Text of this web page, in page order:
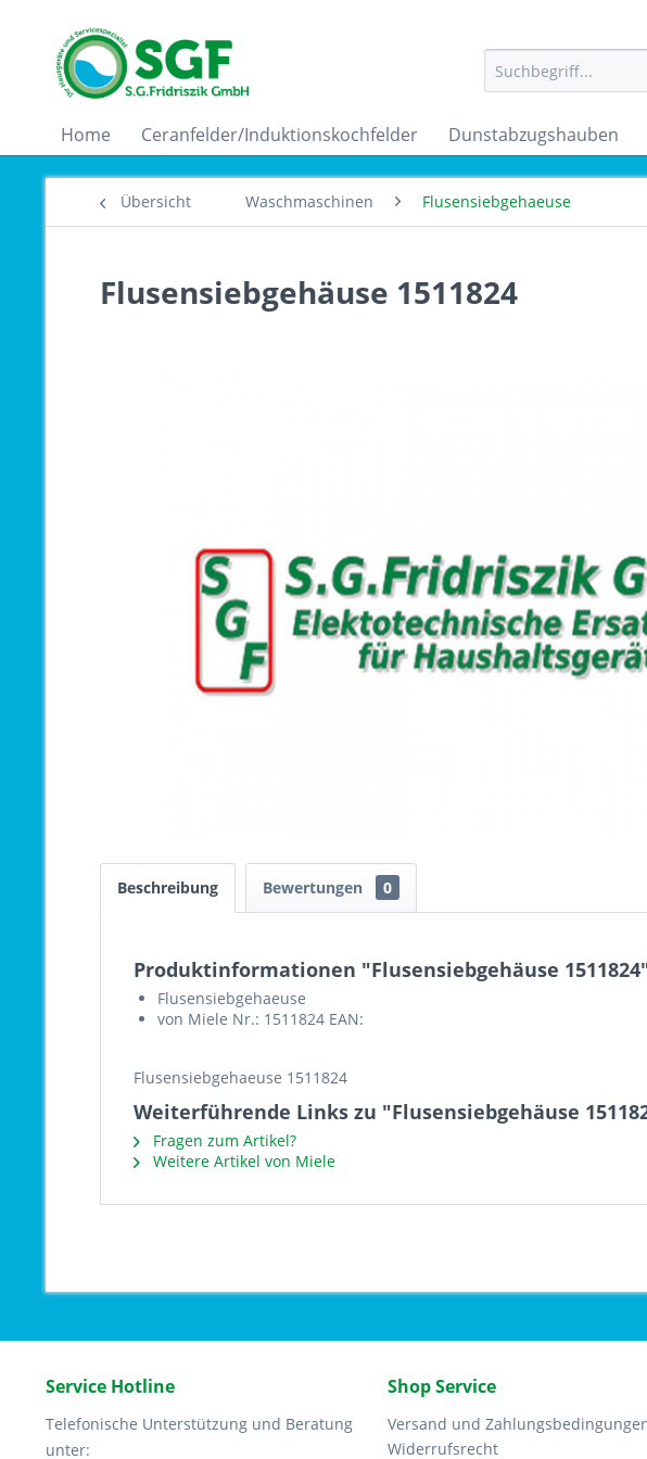
Home Ceranfelder/Induktionskochfelder Dunstabzugshauben
Übersicht Waschmaschinen Flusensiebgehaeuse
Flusensiebgehäuse 1511824
Beschreibung Bewertungen 0
Produktinformationen "Flusensiebgehäuse
Flusensiebgehaeuse
von Miele Nr.: 1511824 EAN:
Flusensiebgehaeuse 1511824
Weiterführende Links zu "Flusensiebgehäuse
Fragen zum Artikel?
Weitere Artikel von Miele
Service Hotline
Telefonische Unterstützung und Beratung
unter:
Shop Service
Versand und
Widerrufsrecht